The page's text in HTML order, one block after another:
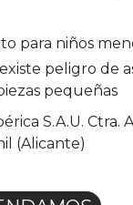
para niños
peligro de
pequeñas
S.A.U. Ctra.
(Alicante)